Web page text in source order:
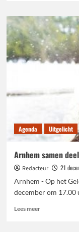
Arnhem
verwelkomt
31
Nederlanders
Agenda Uitgelicht
Arnhem samen
Redacteur
21
Arnhem - Op het
december om 17.00
Lees meerLees